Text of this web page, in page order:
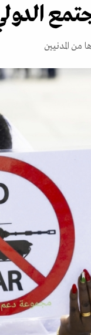
من المدنيين